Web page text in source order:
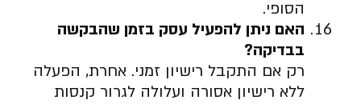
הסופי.
האם ניתן להפעיל עסק בזמן שהבקשה
בבדיקה?
רק אם התקבל רישיון זמני. אחרת, הפעלה
ללא רישיון אסורה ועלולה לגרור קנסות